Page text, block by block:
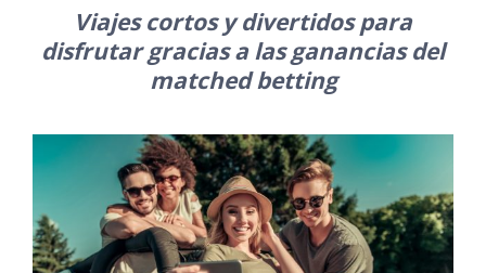
Viajes cortos y divertidos para
disfrutar gracias a las ganancias del
matched betting